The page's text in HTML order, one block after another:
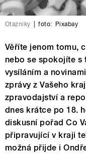
Otazníky foto: Pixabay
Věříte jenom tomu,
nebo se spokojíte s
vysíláním a
zprávy z Vašeho
zpravodajství a
dnes krátce po 18.
diskusní pořad Co
připravující v kraji
možná přijde i